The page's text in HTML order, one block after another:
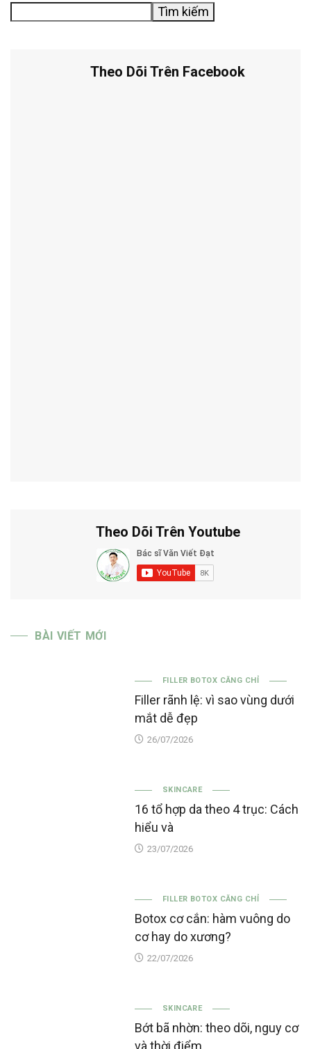
Tìm kiếm
Theo Dõi Trên Facebook
Theo Dõi Trên Youtube
BÀI VIẾT MỚI
FILLER BOTOX CĂNG CHỈ
Filler rãnh lệ: vì sao vùng dưới
mắt dễ đẹp
26/07/2026
SKINCARE
16 tổ hợp da theo 4 trục: Cách
hiểu và
23/07/2026
FILLER BOTOX CĂNG CHỈ
Botox cơ cắn: hàm vuông do
cơ hay do xương?
22/07/2026
SKINCARE
Bớt bã nhờn: theo dõi, nguy cơ